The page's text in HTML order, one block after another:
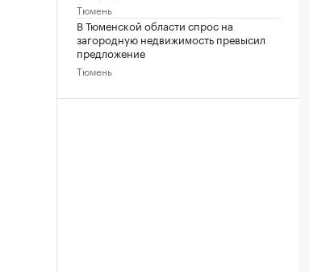
Тюмень
В Тюменской области спрос на
загородную недвижимость превысил
предложение
Тюмень